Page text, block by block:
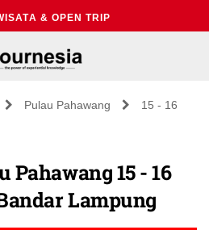
& OPEN TRIP
Pulau Pahawang
15 - 16
Pahawang 15 - 16
Lampung